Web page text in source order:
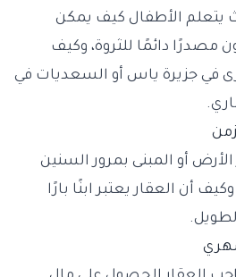
يتعلم الأطفال كيف يمكن
مصدرًا دائمًا للثروة، وكيف
في جزيرة ياس أو السعديات في
أو المبنى بمرور السنين
أن العقار يعتبر ابنًا بارًا